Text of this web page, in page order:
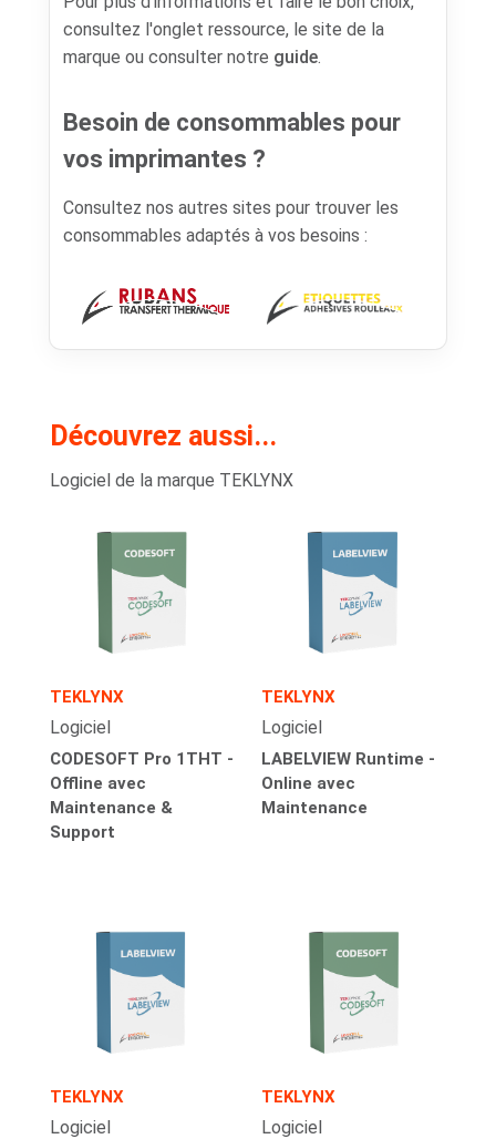
consultez l'onglet ressource, le site de la
marque ou consulter notre guide.
Besoin de consommables pour
vos imprimantes ?
Consultez nos autres sites pour trouver les
consommables adaptés à vos besoins :
Découvrez aussi...
Logiciel de la marque TEKLYNX
TEKLYNX
Logiciel
CODESOFT Pro 1THT -
Offline avec
Maintenance &
Support
TEKLYNX
Logiciel
LABELVIEW Runtime -
Online avec
Maintenance
TEKLYNX
Logiciel
TEKLYNX
Logiciel